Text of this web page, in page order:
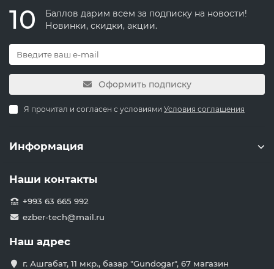
10
Баллов дарим всем за подписку на новости!
Новинки, скидки, акции.
Оформить подписку
Я прочитал и согласен с условиями Условия соглашения
Информация
Наши контакты
+993 63 665 992
ezber-tech@mail.ru
Наш адрес
г. Ашгабат, 11 мкр., базар "Gundogar", 67 магазин